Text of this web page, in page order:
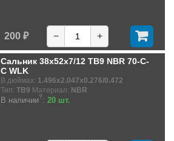
200 ₽ − +
Сальник 38x52x7/12 TB9 NBR 70-C-
C WLK
В дюймах: 1.496x2.047x0.276/0.472
Тип: TB9 Материал: NBR
В наличии?: 20 шт.